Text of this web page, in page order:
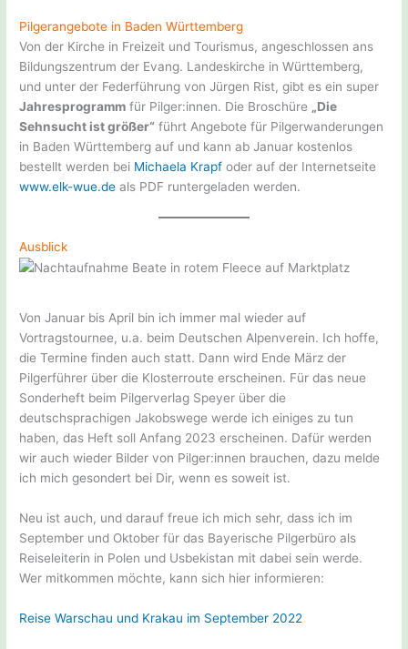
Pilgerangebote in Baden Württemberg
Von der Kirche in Freizeit und Tourismus, angeschlossen ans
Bildungszentrum der Evang. Landeskirche in Württemberg,
und unter der Federführung von Jürgen Rist, gibt es ein super
Jahresprogramm für Pilger:innen. Die Broschüre „Die
Sehnsucht ist größer“ führt Angebote für Pilgerwanderungen
in Baden Württemberg auf und kann ab Januar kostenlos
bestellt werden bei Michaela Krapfoder auf der Internetseite
www.elk-wue.de als PDF runtergeladen werden.
Ausblick
Von Januar bis April bin ich immer mal wieder auf
Vortragstournee, u.a. beim Deutschen Alpenverein. Ich hoffe,
die Termine finden auch statt. Dann wird Ende März der
Pilgerführer über die Klosterroute erscheinen. Für das neue
Sonderheft beim Pilgerverlag Speyer über die
deutschsprachigen Jakobswege werde ich einiges zu tun
haben, das Heft soll Anfang 2023 erscheinen. Dafür werden
wir auch wieder Bilder von Pilger:innen brauchen, dazu melde
ich mich gesondert bei Dir, wenn es soweit ist.
Neu ist auch, und darauf freue ich mich sehr, dass ich im
September und Oktober für das Bayerische Pilgerbüro als
Reiseleiterin in Polen und Usbekistan mit dabei sein werde.
Wer mitkommen möchte, kann sich hier informieren:
Reise Warschau und Krakau im September 2022